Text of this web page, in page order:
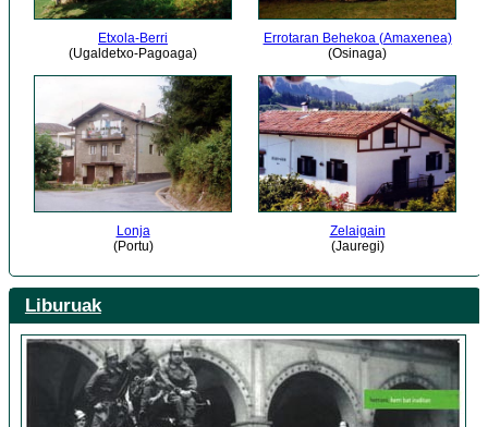
Etxola-Berri
(Ugaldetxo-Pagoaga)
Errotaran Behekoa (Amaxenea)
(Osinaga)
Lonja
(Portu)
Zelaigain
(Jauregi)
Liburuak